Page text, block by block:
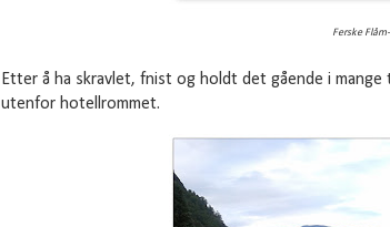
Ferske
Etter å ha skravlet, fnist og holdt det gående i
utenfor hotellrommet.